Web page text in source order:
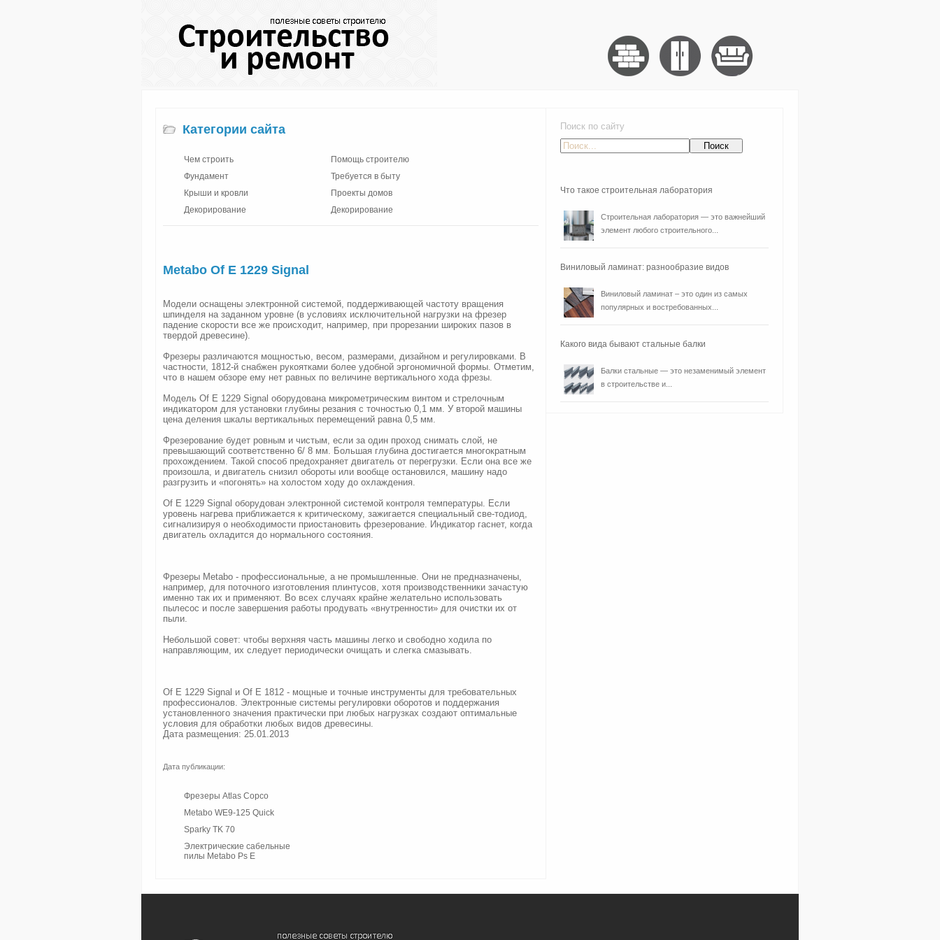
Категории сайта
Чем строить
Фундамент
Крыши и кровли
Декорирование
Помощь строителю
Требуется в быту
Проекты домов
Декорирование
Metabo Of E 1229 Signal
Модели оснащены электронной системой, поддерживающей частоту вращения
шпинделя на заданном уровне (в условиях исключительной нагрузки на фрезер
падение скорости все же происходит, например, при прорезании широких пазов в
твердой древесине).
Фрезеры различаются мощностью, весом, размерами, дизайном и регулировками. В
частности, 1812-й снабжен рукоятками более удобной эргономичной формы. Отметим,
что в нашем обзоре ему нет равных по величине вертикального хода фрезы.
Модель Of E 1229 Signal оборудована микрометрическим винтом и стрелочным
индикатором для установки глубины резания с точностью 0,1 мм. У второй машины
цена деления шкалы вертикальных перемещений равна 0,5 мм.
Фрезерование будет ровным и чистым, если за один проход снимать слой, не
превышающий соответственно 6/ 8 мм. Большая глубина достигается многократным
прохождением. Такой способ предохраняет двигатель от перегрузки. Если она все же
произошла, и двигатель снизил обороты или вообще остановился, машину надо
разгрузить и «погонять» на холостом ходу до охлаждения.
Of E 1229 Signal оборудован электронной системой контроля температуры. Если
уровень нагрева приближается к критическому, зажигается специальный све-тодиод,
сигнализируя о необходимости приостановить фрезерование. Индикатор гаснет, когда
двигатель охладится до нормального состояния.
Фрезеры Metabo - профессиональные, а не промышленные. Они не предназначены,
например, для поточного изготовления плинтусов, хотя производственники зачастую
именно так их и применяют. Во всех случаях крайне желательно использовать
пылесос и после завершения работы продувать «внутренности» для очистки их от
пыли.
Небольшой совет: чтобы верхняя часть машины легко и свободно ходила по
направляющим, их следует периодически очищать и слегка смазывать.
Of E 1229 Signal и Of E 1812 - мощные и точные инструменты для требовательных
профессионалов. Электронные системы регулировки оборотов и поддержания
установленного значения практически при любых нагрузках создают оптимальные
условия для обработки любых видов древесины.
Дата размещения: 25.01.2013
Дата публикации:
Фрезеры Atlas Copco
Metabo WE9-125 Quick
Sparky TK 70
Электрические сабельные
пилы Metabo Ps E
Поиск по сайту
Что такое строительная лаборатория
Строительная лаборатория — это важнейший
элемент любого строительного...
Виниловый ламинат: разнообразие видов
Виниловый ламинат – это один из самых
популярных и востребованных...
Какого вида бывают стальные балки
Балки стальные — это незаменимый элемент
в строительстве и...